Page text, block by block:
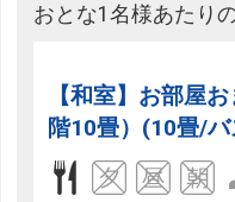
おとな1名様あたり
【和室】お部屋
階10畳）(10畳/